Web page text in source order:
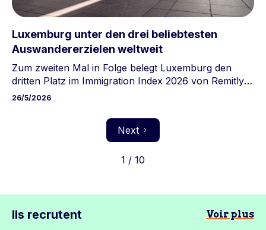
Luxemburg unter den drei beliebtesten
Auswandererzielen weltweit
Zum zweiten Mal in Folge belegt Luxemburg den
dritten Platz im Immigration Index 2026 von Remitly,
hinter der Schweiz und Island. Hohe Gehälter,
Umfeld machen das Großherzogtum zu einem
erstklassigen Ziel für internationale Talente.
26/5/2026
Next
1 / 10
Ils recrutent Voir plus